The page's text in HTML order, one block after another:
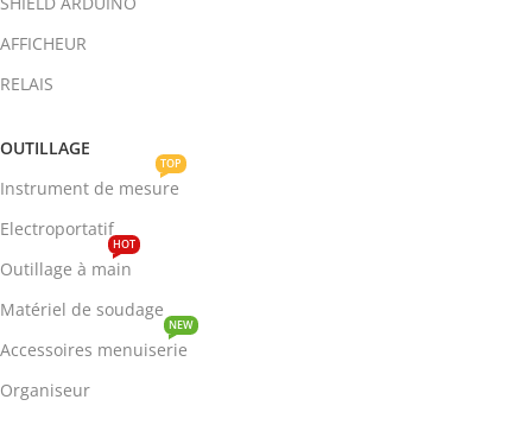
AFFICHEUR
RELAIS
OUTILLAGE
Instrument de mesure
TOP
Electroportatif
Outillage à main
HOT
Matériel de soudage
Accessoires menuiserie
NEW
Organiseur